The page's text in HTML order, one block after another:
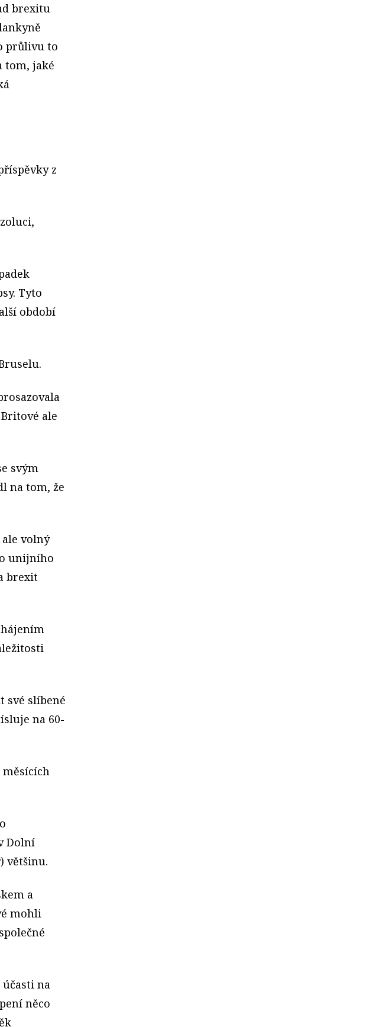
brexitu
průlivu to
tom, jaké
z
Tyto
období
ale
svým
na tom, že
volný
unijního
brexit
své slíbené
na 60-
Dolní
většinu.
a
mohli
na
něco